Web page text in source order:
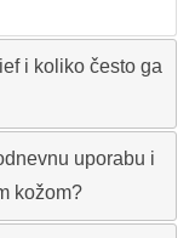
i koliko često ga
uporabu i
kožom?